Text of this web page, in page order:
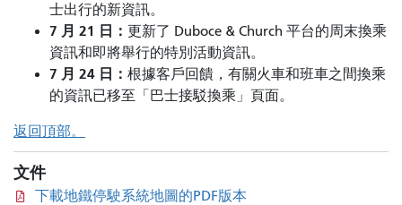
士出行的新資訊。
7 月 21 日： 更新了 Duboce & Church 平台的周末換乘
資訊和即將舉行的特別活動資訊。
7 月 24 日： 根據客戶回饋，有關火車和班車之間換乘
的資訊已移至「巴士接駁換乘」頁面。
返回頂部。
文件
下載地鐵停駛系統地圖的PDF版本